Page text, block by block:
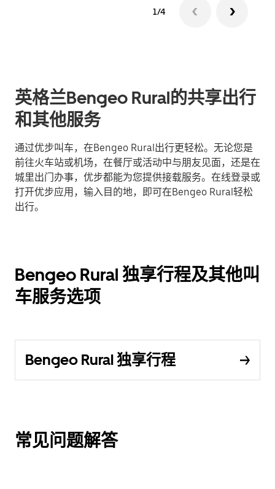
1/4
英格兰Bengeo Rural的共享出行
和其他服务
通过优步叫车，在Bengeo Rural出行更轻松。无论您是
前往火车站或机场，在餐厅或活动中与朋友见面，还是在
城里出门办事，优步都能为您提供接载服务。在线登录或
打开优步应用，输入目的地，即可在Bengeo Rural轻松
出行。
Bengeo Rural 独享行程及其他叫
车服务选项
Bengeo Rural 独享行程
常见问题解答